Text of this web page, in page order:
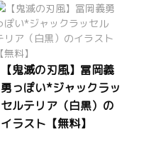
【鬼滅の刃風】冨岡義
勇っぽい*ジャックラッ
セルテリア（白黒）の
イラスト【無料】